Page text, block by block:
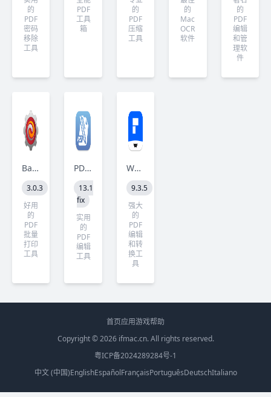
的
PDF
密码
移除
工具
PDF
工具
箱
的
PDF
压缩
工具
的
Mac
OCR
软件
的
PDF
编辑
和管
理软
件
BatchOutput PDF
3.0.3
好用
的
PDF
批量
打印
工具
PDFpenPro
13.1
fix
实用
的
PDF
编辑
工具
Wondershare PDFelement Pro
9.3.5
强大
的
PDF
编辑
和转
换工
具
首页应用游戏帮助
Copyright © 2026 ifmac.cn. All rights reserved.
粤ICP备2024289284号-1
中文 (中国)EnglishEspañolFrançaisPortuguêsDeutschItaliano